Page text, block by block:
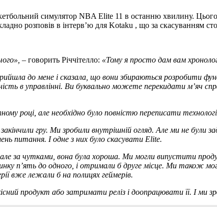
симулятор NBA Elite 11 в останню хвилину.
розповів в інтерв’ю для Kotaku , що за скасуванням
– говорить Річчітелло: «Тому я просто дам вам
до мене і сказала, що вони збираються розробити
в управлінні. Ви буквально можете перекидати м’яч
році, але необхідно було повністю переписати
гру. Ми зробили внутрішній огляд. Але ми не були
питання. І одне з них було скасувати Elite.
, але за чутками, вона була хороша. Ми могли випустити
п’ять до одного, і отримали б друге місце. Ми також
вже лежали б на полицях геймерів.
продукт або затримати реліз і доопрацювати її. І ми